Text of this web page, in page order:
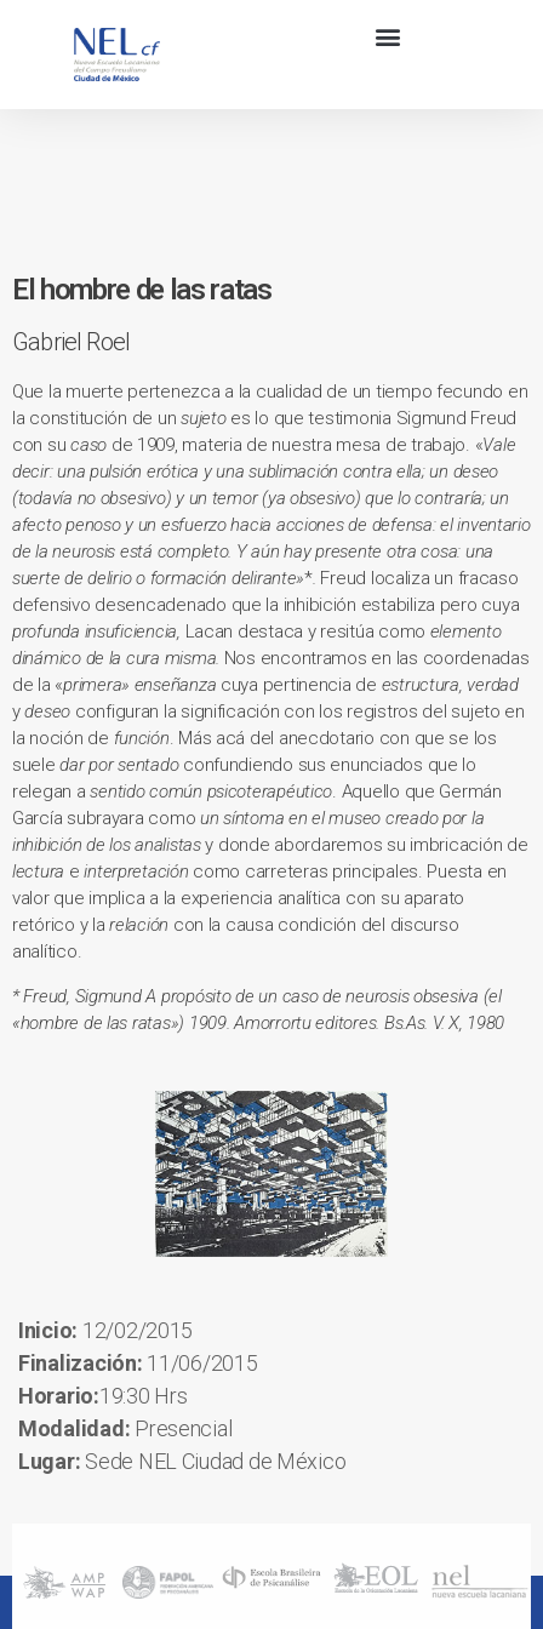
El hombre de las ratas
Gabriel Roel
Que la muerte pertenezca a la cualidad de un tiempo fecundo en
la constitución de un sujetoes lo que testimonia Sigmund Freud
con sucaso de 1909, materia de nuestra mesa de trabajo. «Vale
decir: una pulsión erótica y una sublimación contra ella; un deseo
(todavía no obsesivo) y un temor (ya obsesivo) que lo contraría; un
afecto penoso y un esfuerzo hacia acciones de defensa: el inventario
de la neurosis está completo. Y aún hay presente otra cosa: una
suerte de delirio o formación delirante»*. Freud localiza un fracaso
defensivo desencadenado que la inhibición estabiliza pero cuya
profunda insuficiencia, Lacan destaca y resitúa como elemento
dinámico de la cura misma. Nos encontramos en las coordenadas
de la «primera» enseñanza cuya pertinencia de estructura, verdad
ydeseo configuran la significación con los registros del sujeto en
la noción de función. Más acá del anecdotario con que se los
sueledar por sentadoconfundiendo sus enunciados que lo
relegan asentido común psicoterapéutico. Aquello que Germán
García subrayara comoun síntoma en el museo creado por la
inhibición de los analistasy donde abordaremos su imbricación de
lectura einterpretación como carreteras principales. Puesta en
valor que implica a la experiencia analítica con su aparato
retórico y larelación con la causa condición del discurso
analítico.
* Freud, Sigmund A propósito de un caso de neurosis obsesiva (el
«hombre de las ratas») 1909. Amorrortu editores. Bs.As. V. X, 1980
Inicio: 12/02/2015
Finalización: 11/06/2015
Horario:19:30 Hrs
Modalidad: Presencial
Lugar: Sede NEL Ciudad de México